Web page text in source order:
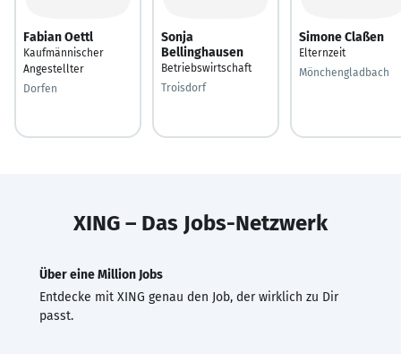
Fabian Oettl
Kaufmännischer
Angestellter
Dorfen
Sonja
Bellinghausen
Betriebswirtschaft
Troisdorf
Simone Claßen
Elternzeit
Mönchengladbach
XING – Das Jobs-Netzwerk
Über eine Million Jobs
Entdecke mit XING genau den Job, der wirklich zu Dir
passt.